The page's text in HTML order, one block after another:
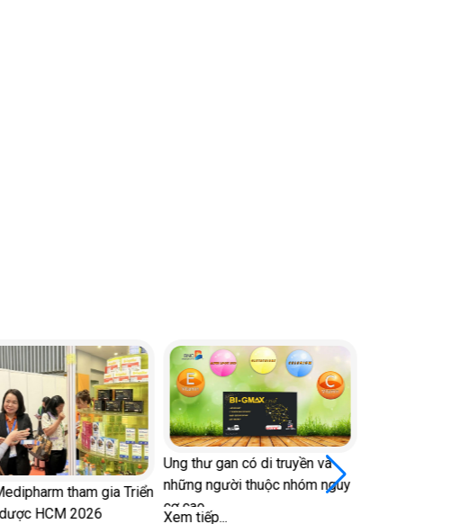
Ung thư gan có di truyền và
những người thuộc nhóm nguy
cơ cao
Xem tiếp...